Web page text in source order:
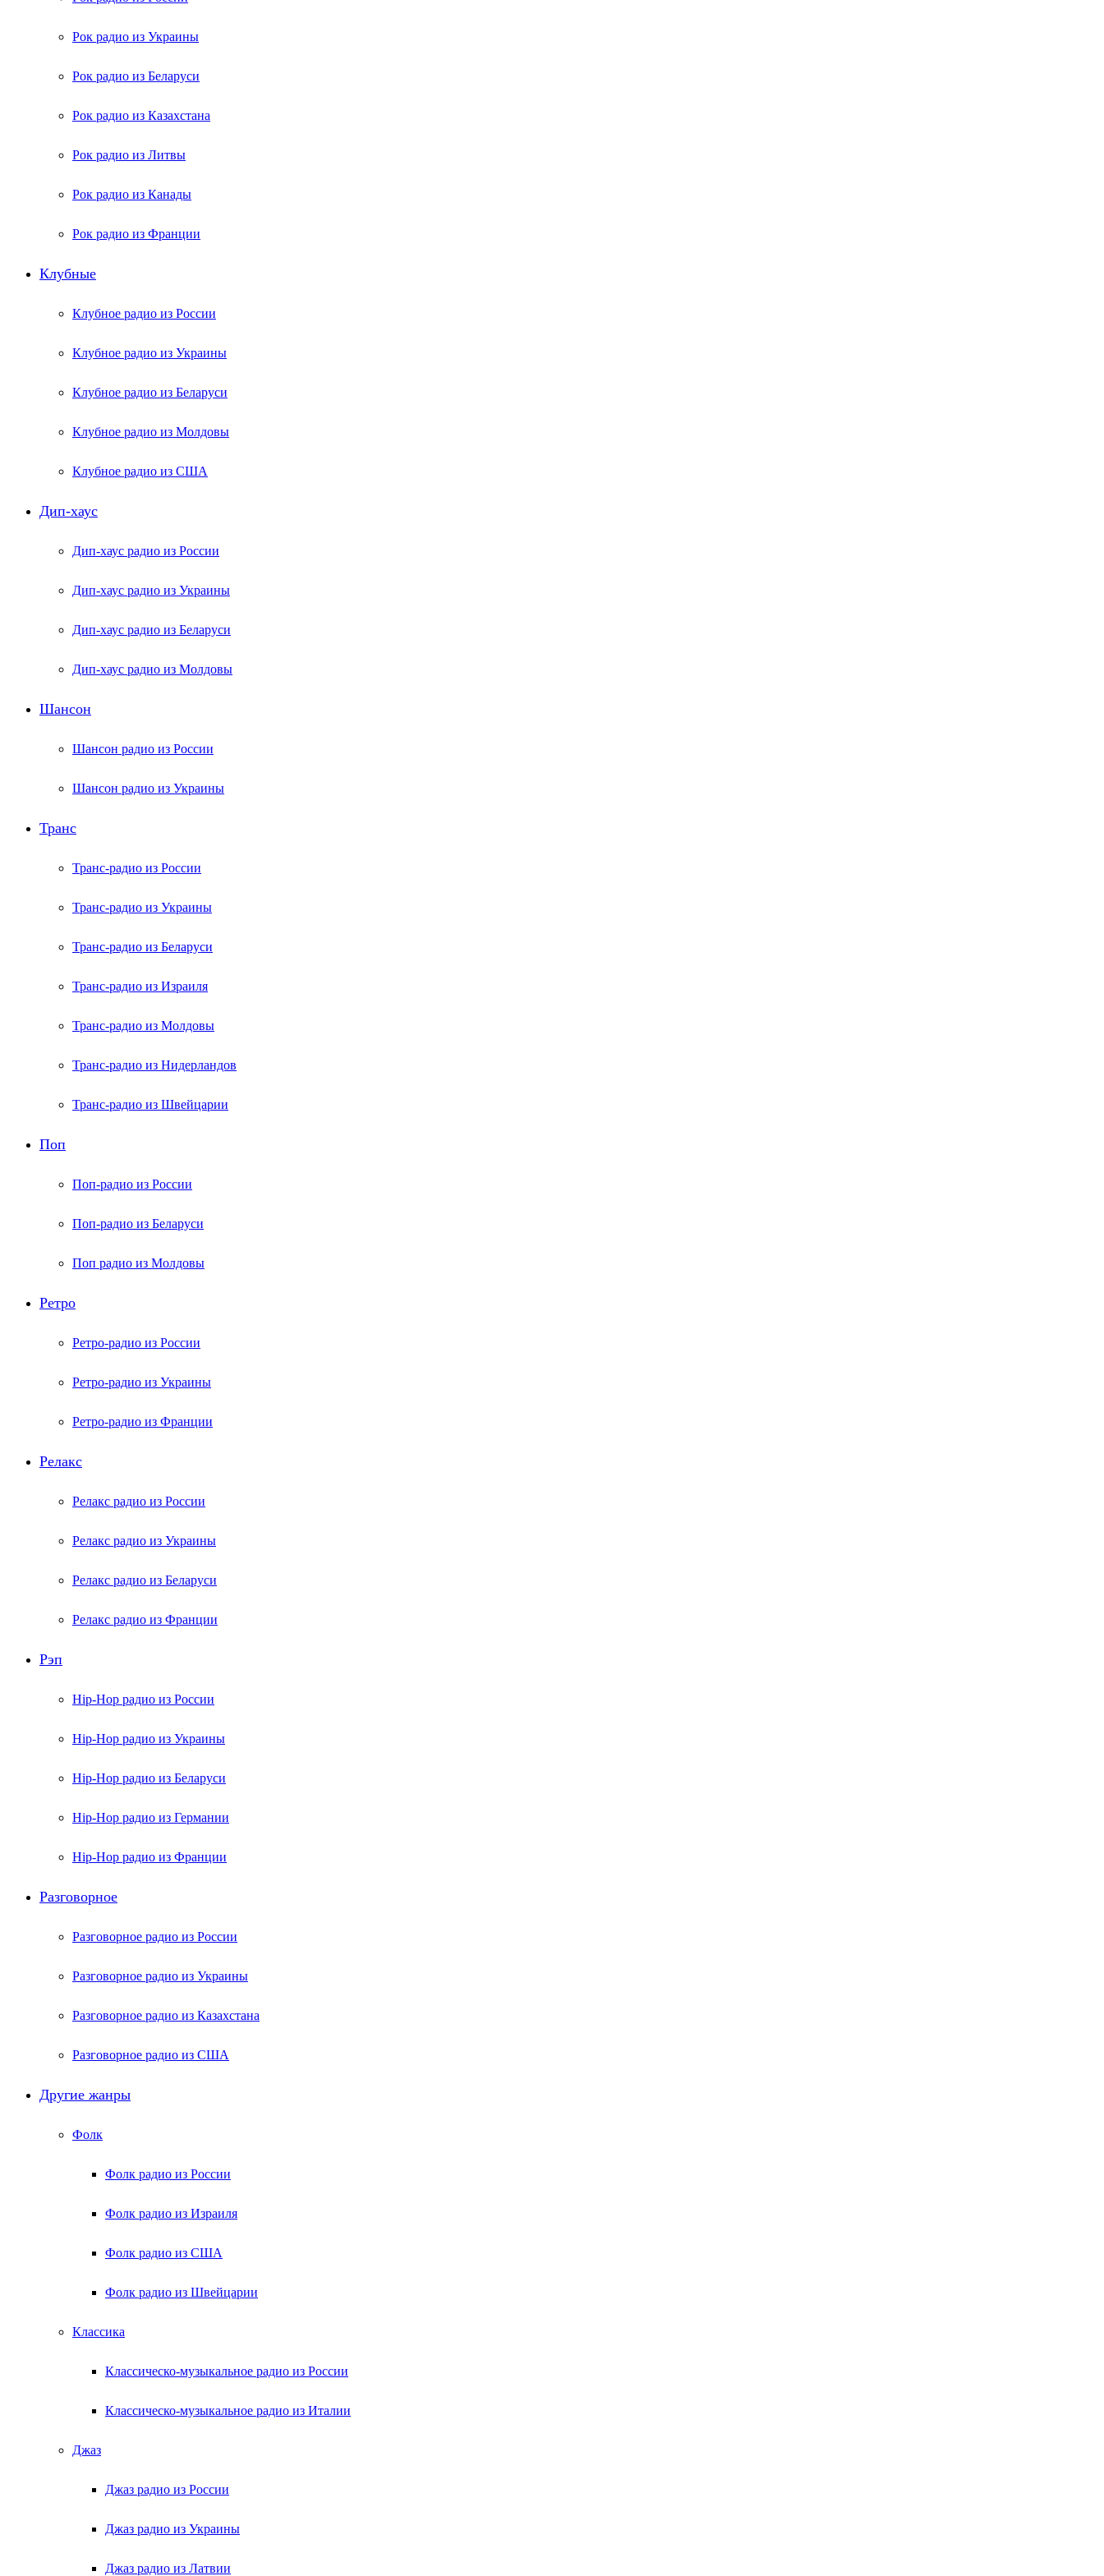
Рок радио из Украины
Рок радио из Беларуси
Рок радио из Казахстана
Рок радио из Литвы
Рок радио из Канады
Рок радио из Франции
Клубные
Клубное радио из России
Клубное радио из Украины
Клубное радио из Беларуси
Клубное радио из Молдовы
Клубное радио из США
Дип-хаус
Дип-хаус радио из России
Дип-хаус радио из Украины
Дип-хаус радио из Беларуси
Дип-хаус радио из Молдовы
Шансон
Шансон радио из России
Шансон радио из Украины
Транс
Транс-радио из России
Транс-радио из Украины
Транс-радио из Беларуси
Транс-радио из Израиля
Транс-радио из Молдовы
Транс-радио из Нидерландов
Транс-радио из Швейцарии
Поп
Поп-радио из России
Поп-радио из Беларуси
Поп радио из Молдовы
Ретро
Ретро-радио из России
Ретро-радио из Украины
Ретро-радио из Франции
Релакс
Релакс радио из России
Релакс радио из Украины
Релакс радио из Беларуси
Релакс радио из Франции
Рэп
Hip-Hop радио из России
Hip-Hop радио из Украины
Hip-Hop радио из Беларуси
Hip-Hop радио из Германии
Hip-Hop радио из Франции
Разговорное
Разговорное радио из России
Разговорное радио из Украины
Разговорное радио из Казахстана
Разговорное радио из США
Другие жанры
Фолк
Фолк радио из России
Фолк радио из Израиля
Фолк радио из США
Фолк радио из Швейцарии
Классика
Классическо-музыкальное радио из России
Классическо-музыкальное радио из Италии
Джаз
Джаз радио из России
Джаз радио из Украины
Джаз радио из Латвии